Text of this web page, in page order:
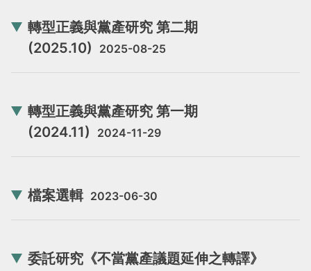
會
轉型正義與黨產研究 第二期
(2025.10)
2025-08-25
轉型正義與黨產研究 第一期
(2024.11)
2024-11-29
檔案選輯 2023-06-30
委託研究《不當黨產議題延伸之轉譯》